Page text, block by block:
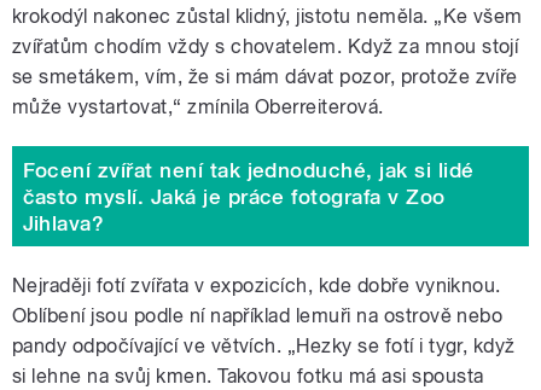
krokodýl nakonec zůstal klidný, jistotu neměla. „Ke všem
zvířatům chodím vždy s chovatelem. Když za mnou stojí
se smetákem, vím, že si mám dávat pozor, protože zvíře
může vystartovat,“ zmínila Oberreiterová.
Focení zvířat není tak jednoduché, jak si lidé
často myslí. Jaká je práce fotografa v Zoo
Jihlava?
Nejraději fotí zvířata v expozicích, kde dobře vyniknou.
Oblíbení jsou podle ní například lemuři na ostrově nebo
pandy odpočívající ve větvích. „Hezky se fotí i tygr, když
si lehne na svůj kmen. Takovou fotku má asi spousta